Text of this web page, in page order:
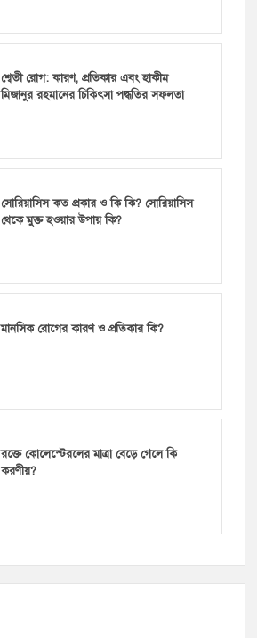
শ্বেতী রোগ: কারণ, প্রতিকার এবং হাকীম
মিজানুর রহমানের চিকিৎসা পদ্ধতির সফলতা
সোরিয়াসিস কত প্রকার ও কি কি? সোরিয়াসিস
থেকে মুক্ত হওয়ার উপায় কি?
মানসিক রোগের কারণ ও প্রতিকার কি?
রক্তে কোলেস্টেরলের মাত্রা বেড়ে গেলে কি
করণীয়?